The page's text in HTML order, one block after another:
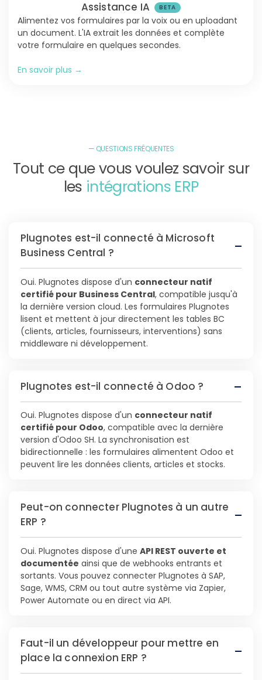
Assistance IA
Alimentez vos formulaires par la voix ou en uploadant
un document. L'IA extrait les données et complète
votre formulaire en quelques secondes.
En savoir plus →
— QUESTIONS FRÉQUENTES
Tout ce que vous voulez savoir sur
les intégrations ERP
Plugnotes est-il connecté à Microsoft
Business Central ?
Oui. Plugnotes dispose d'un connecteur natif
certifié pour Business Central, compatible jusqu'à
la dernière version cloud. Les formulaires Plugnotes
lisent et mettent à jour directement les tables BC
(clients, articles, fournisseurs, interventions) sans
middleware ni développement.
Plugnotes est-il connecté à Odoo ?
Oui. Plugnotes dispose d'un connecteur natif
certifié pour Odoo, compatible avec la dernière
version d'Odoo SH. La synchronisation est
bidirectionnelle : les formulaires alimentent Odoo et
peuvent lire les données clients, articles et stocks.
Peut-on connecter Plugnotes à un autre
ERP ?
Oui. Plugnotes dispose d'une API REST ouverte et
documentée ainsi que de webhooks entrants et
sortants. Vous pouvez connecter Plugnotes à SAP,
Sage, WMS, CRM ou tout autre système via Zapier,
Power Automate ou en direct via API.
Faut-il un développeur pour mettre en
place la connexion ERP ?